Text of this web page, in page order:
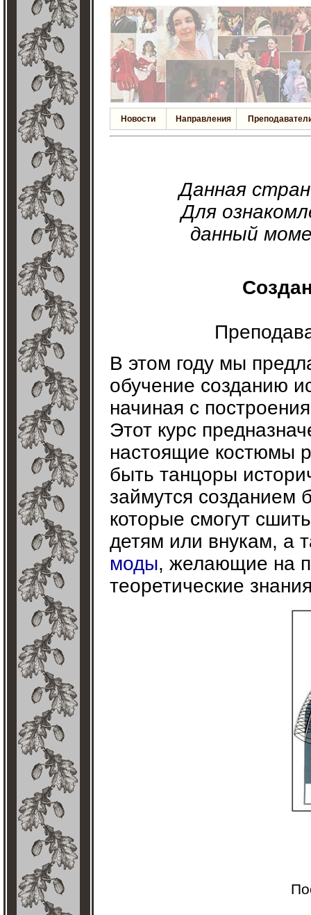
Новости Направления
Данная
Для
данный
В этом году мы
обучение созданию
начиная с
Этот курс
настоящие костюмы
быть танцоры
займутся созданием
которые смогут
детям или внукам, а
моды, желающие на
теоретические